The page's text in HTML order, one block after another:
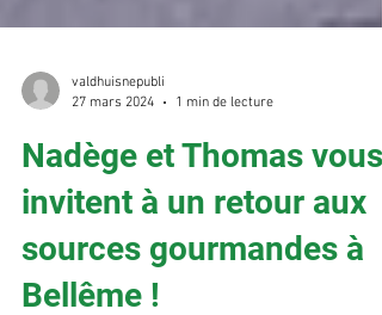
valdhuisnepubli
27 mars 2024
1 min de lecture
Nadège et Thomas vous
invitent à un retour aux